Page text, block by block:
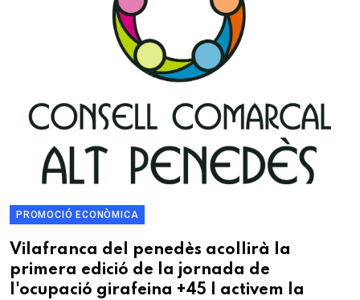
PROMOCIÓ ECONÒMICA
Vilafranca del penedès acollirà la
primera edició de la jornada de
l'ocupació girafeina +45 | activem la